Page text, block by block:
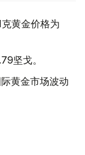
黄金价格为
坚戈。
黄金市场波动